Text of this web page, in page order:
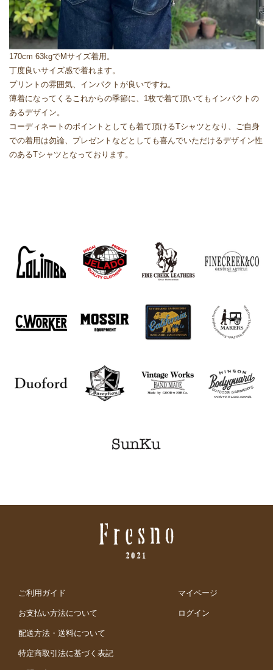
170cm 63kgでMサイズ着用。
丁度良いサイズ感で着れます。
プリントの雰囲気、インパクトが良いですね。
薄着になってくるこれからの季節に、1枚で着て頂いてもインパクトの
あるデザイン。
コーディネートのポイントとしても着て頂けるTシャツとなり、ご自身
での着用は勿論、プレゼントなどとしても喜んでいただけるデザイン性
のあるTシャツとなっております。
ご利用ガイド
お支払い方法について
配送方法・送料について
特定商取引法に基づく表記
マイページ
ログイン